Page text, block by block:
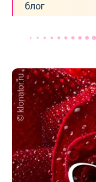
блог